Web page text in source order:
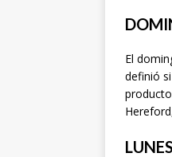
El
definió
LUNES